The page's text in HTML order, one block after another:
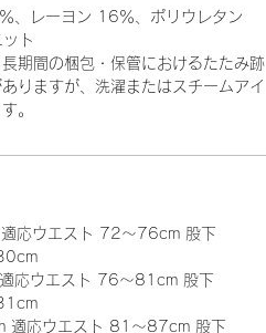
、レーヨン 16％、ポリウレタン
ト
期間の梱包・保管におけるたたみ跡
りますが、洗濯またはスチームアイ
。
ウエスト 72～76cm 股下
ウエスト 76～81cm 股下
応ウエスト 81～87cm 股下